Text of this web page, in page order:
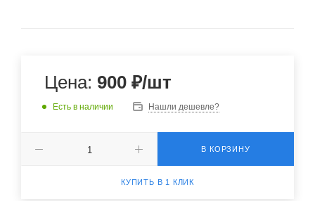
Цена: 900 ₽/шт
Есть в наличии Нашли дешевле?
В КОРЗИНУ
КУПИТЬ В 1 КЛИК